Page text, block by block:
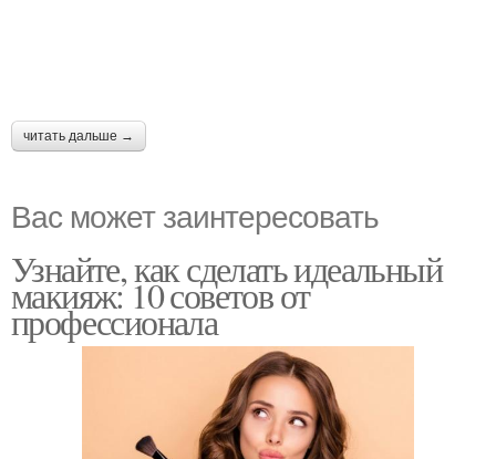
читать дальше →
Вас может заинтересовать
Узнайте, как сделать идеальный
макияж: 10 советов от
профессионала